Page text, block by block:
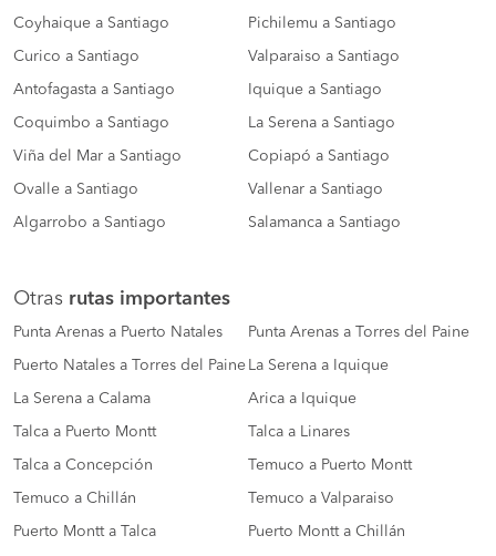
Coyhaique a Santiago Pichilemu a Santiago
Curico a Santiago Valparaiso a Santiago
Antofagasta a Santiago Iquique a Santiago
Coquimbo a Santiago La Serena a Santiago
Viña del Mar a Santiago Copiapó a Santiago
Ovalle a Santiago Vallenar a Santiago
Algarrobo a Santiago Salamanca a Santiago
Otras rutas importantes
Punta Arenas a Puerto Natales Punta Arenas a Torres del Paine
Puerto Natales a Torres del Paine La Serena a Iquique
La Serena a Calama Arica a Iquique
Talca a Puerto Montt Talca a Linares
Talca a Concepción Temuco a Puerto Montt
Temuco a Chillán Temuco a Valparaiso
Puerto Montt a Talca Puerto Montt a Chillán